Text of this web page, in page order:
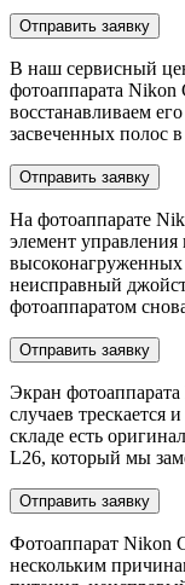
Отправить заявку
В наш сервисный
фотоаппарата
восстанавливаем
засвеченных полос
Отправить заявку
На фотоаппарате
элемент
неисправный
фотоаппаратом
Отправить заявку
Экран
случаев трескается
складе есть
L26, который мы
Отправить заявку
Фотоаппарат Nikon
нескольким